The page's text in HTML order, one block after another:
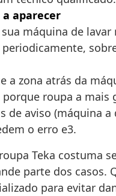
aparecer
máquina de
a zona atrás da
roupa a
de aviso (máquina
o erro e3.
Teka costuma
parte dos
para evitar